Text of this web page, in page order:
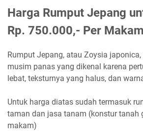
Harga Rumput Jepang
Rp. 750.000,- Per Makam
Rumput Jepang, atau Zoysia
musim panas yang dikenal karena
lebat, teksturnya yang halus, dan
Untuk harga diatas sudah termasuk
taman dan jasa tanam (konstur tanah
makam)